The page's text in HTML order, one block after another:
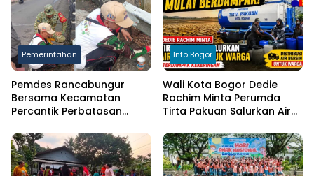
Pemerintahan
Pemdes Rancabungur
Bersama Kecamatan
Percantik Perbatasan
Putih Sambut HUT RI ke-81
Info Bogor
Wali Kota Bogor Dedie
Rachim Minta Perumda
Tirta Pakuan Salurkan Air
Terdampak Kekeringan